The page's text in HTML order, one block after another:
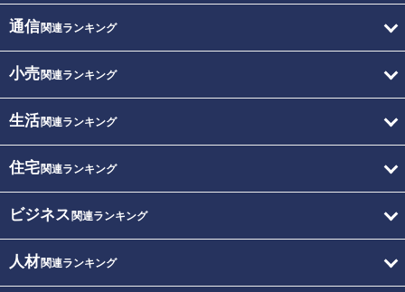
通信関連ランキング
小売関連ランキング
生活関連ランキング
住宅関連ランキング
ビジネス 関連ランキング
人材関連ランキング